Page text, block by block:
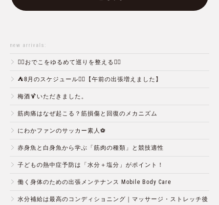
new arrivals:
💆‍♀️おでこをゆるめて巡りを整える💆‍♂️
⛺️8月のスケジュール🏄‍♂️【午前の出張増えました】
梅酒🍹いただきました。
筋肉痛はなぜ起こる？筋損傷と回復のメカニズム
にわかファンのサッカー素人⚽️
赤身魚と白身魚から学ぶ「筋肉の種類」と競技適性
子どもの熱中症予防は「水分＋塩分」がポイント！
働く身体のための出張メンテナンス Mobile Body Care
水分補給は最高のコンディショニング｜マッサージ・ストレッチ後